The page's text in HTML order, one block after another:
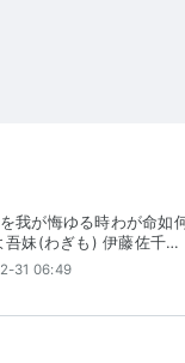
我が悔ゆる時わが命如
吾妹(わぎも) 伊藤佐千…
31 06:49